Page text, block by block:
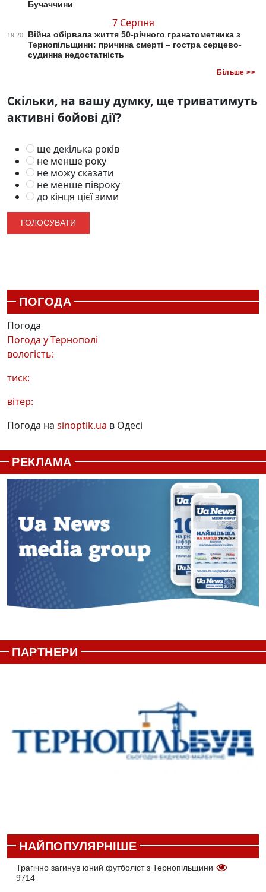
Бучаччини
7 Серпня
19:20
Війна обірвала життя 50-річного гранатометника з
Тернопільщини: причина смерті – гостра серцево-
судинна недостатність
Більше >>
Скільки, на вашу думку, ще триватимуть
активні бойові дії?
ще декілька років
не менше року
не можу сказати
не менше півроку
до кінця цієї зими
ПОГОДА
Погода
Погода уТернополі
вологість:
тиск:
вітер:
Погода на sinoptik.ua в Одесі
РЕКЛАМА
ПАРТНЕРИ
НАЙПОПУЛЯРНІШЕ
Трагічно загинув юний футболіст з Тернопільщини
9714